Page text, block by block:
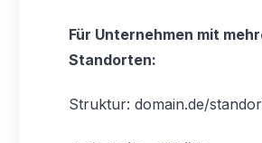
Für Unternehmen mit
Standorten:
Struktur: domain.de/